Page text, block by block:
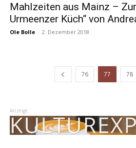
Mahlzeiten aus Mainz –
Urmeenzer Küch“ von
Ole Bolle - 2. Dezember 2018
76 77 78
Anzeige